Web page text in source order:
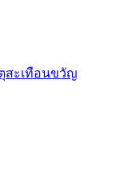
สะเทือนขวัญ